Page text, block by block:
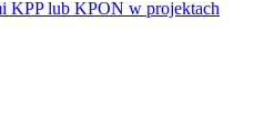
KPP lub KPON w projektach